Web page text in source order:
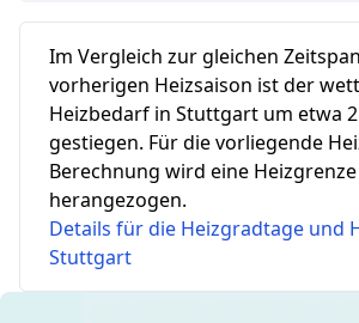
Im Vergleich zur gleichen
vorherigen Heizsaison ist der
Heizbedarf in Stuttgart um etwa
gestiegen. Für die vorliegende
Berechnung wird eine Heizgrenze
herangezogen.
Details für die Heizgradtage und
Stuttgart